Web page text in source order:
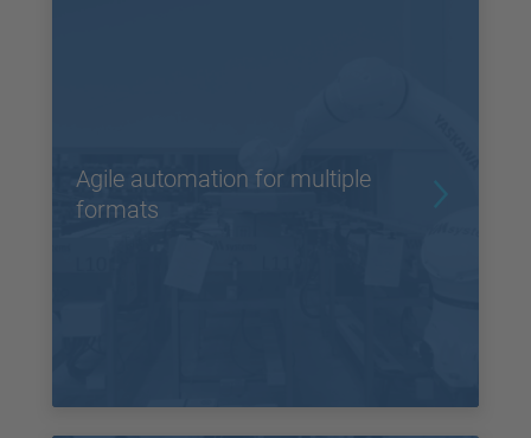
Agile automation for multiple
formats